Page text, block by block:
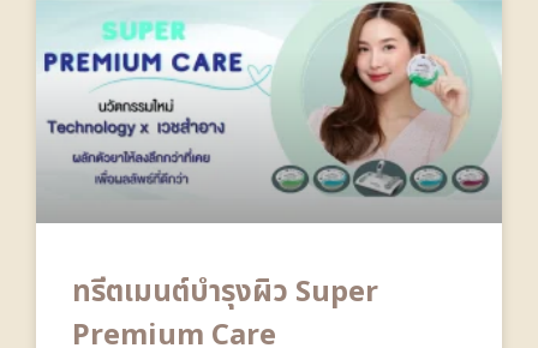
ทรีตเมนต์บำรุงผิว Super
Premium Care